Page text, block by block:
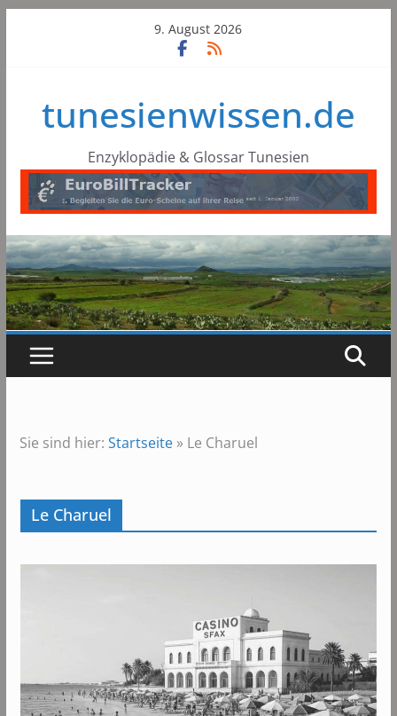
9. August 2026
tunesienwissen.de
Enzyklopädie & Glossar Tunesien
Sie sind hier: Startseite» Le Charuel
Le Charuel